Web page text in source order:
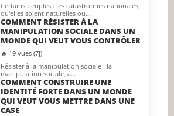
Certains peuples : les catastrophes nationales,
qu'elles soient naturelles ou…
COMMENT RÉSISTER À LA
MANIPULATION SOCIALE DANS UN
MONDE QUI VEUT VOUS CONTRÔLER
🔥 19 vues (7j)
Résister à la manipulation sociale : la
manipulation sociale, à…
COMMENT CONSTRUIRE UNE
IDENTITÉ FORTE DANS UN MONDE
QUI VEUT VOUS METTRE DANS UNE
CASE